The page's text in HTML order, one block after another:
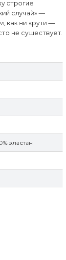
строгие
случай» —
как ни крути —
не существует.
эластан